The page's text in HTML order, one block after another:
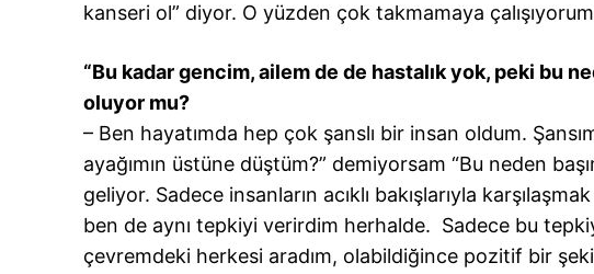
kanseri ol” diyor. O yüzden çok takmamaya
“Bu kadar gencim, ailem de de hastalık yok, peki bu
oluyor mu?
– Ben hayatımda hep çok şanslı bir insan oldum.
ayağımın üstüne düştüm?” demiyorsam “Bu neden
geliyor. Sadece insanların acıklı bakışlarıyla
ben de aynı tepkiyi verirdim herhalde. Sadece bu
çevremdeki herkesi aradım, olabildiğince pozitif bir